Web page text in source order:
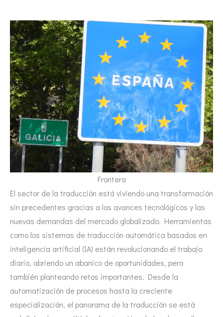
Frontera
El sector de la traducción está viviendo una transformación
sin precedentes gracias a los avances tecnológicos y las
nuevas demandas del mercado globalizado. Herramientas
como los sistemas de traducción automática basados en
inteligencia artificial (IA) están revolucionando el trabajo
diario, abriendo un abanico de oportunidades, pero
también planteando retos importantes. Desde la
automatización de procesos hasta la creciente
especialización, el panorama de la traducción se está